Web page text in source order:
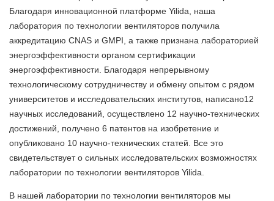
Благодаря инновационной платформе Yilida, наша
лаборатория по технологии вентиляторов получила
аккредитацию CNAS и GMPI, а также признана лабораторией
энергоэффективности органом сертификации
энергоэффективности. Благодаря непрерывному
технологическому сотрудничеству и обмену опытом с рядом
университетов и исследовательских институтов, написано12
научных исследований, осуществлено 12 научно-технических
достижений, получено 6 патентов на изобретение и
опубликовано 10 научно-технических статей. Все это
свидетельствует о сильных исследовательских возможностях
лаборатории по технологии вентиляторов Yilida.
В нашей лаборатории по технологии вентиляторов мы